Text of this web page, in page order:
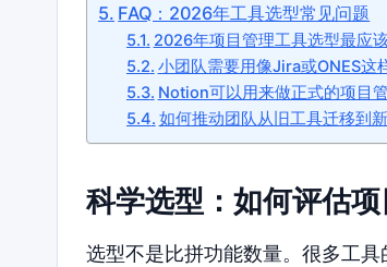
FAQ：2026年工具选型常见问题
2026年项目管理工具选型最应
小团队需要用像Jira或ONES这
Notion可以用来做正式的项目
如何推动团队从旧工具迁移到
科学选型：如何评估
选型不是比拼功能数量。很多工